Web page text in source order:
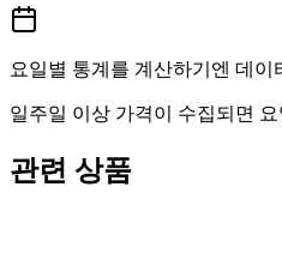
요일별 통계를 계산하기엔 데이
일주일 이상 가격이 수집되면
관련 상품